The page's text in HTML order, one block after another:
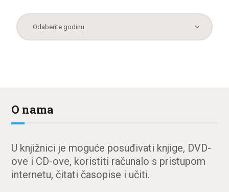
O nama
U knjižnici je moguće posuđivati knjige, DVD-
ove i CD-ove, koristiti računalo s pristupom
internetu, čitati časopise i učiti.